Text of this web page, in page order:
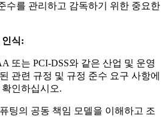
수를 관리하고 감독하기 위한 중요한
식:
또는 PCI-DSS와 같은 산업 및 운영
관련 규정 및 규정 준수 요구 사항에
인하십시오.
팅의 공동 책임 모델을 이해하고 조